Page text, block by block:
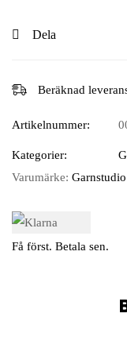
Dela
Beräknad
Artikelnummer:
Kategorier:
Varumärke:
Få först. Betala sen.